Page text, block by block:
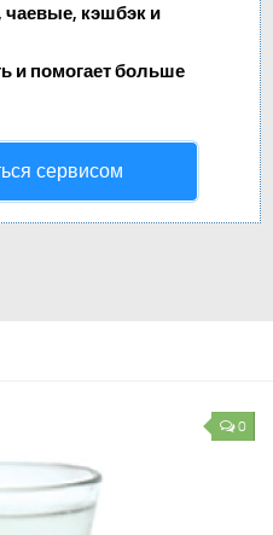
чаевые, кэшбэк и
и помогает больше
сервисом
0